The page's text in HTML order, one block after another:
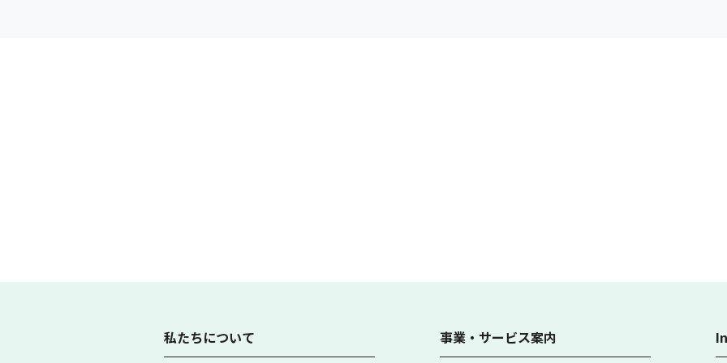
私たちについて 事業・サービス案内